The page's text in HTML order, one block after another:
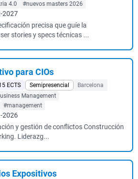
4.0 #nuevos masters 2026
2027
precisa que guíe la
stories y specs técnicas ...
para CIOs
ECTS Semipresencial
Barcelona
Management
#management
2026
y gestión de conflictos Construcción
Liderazg...
Expositivos